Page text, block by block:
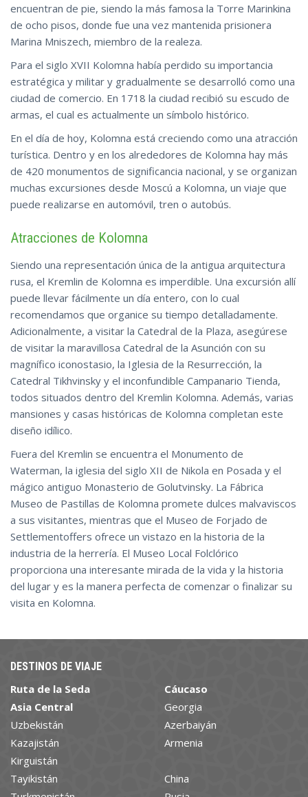
encuentran de pie, siendo la más famosa la Torre Marinkina
de ocho pisos, donde fue una vez mantenida prisionera
Marina Mniszech, miembro de la realeza.
Para el siglo XVII Kolomna había perdido su importancia
estratégica y militar y gradualmente se desarrolló como una
ciudad de comercio. En 1718 la ciudad recibió su escudo de
armas, el cual es actualmente un símbolo histórico.
En el día de hoy, Kolomna está creciendo como una atracción
turística. Dentro y en los alrededores de Kolomna hay más
de 420 monumentos de significancia nacional, y se organizan
muchas excursiones desde Moscú a Kolomna, un viaje que
puede realizarse en automóvil, tren o autobús.
Atracciones de Kolomna
Siendo una representación única de la antigua arquitectura
rusa, el Kremlin de Kolomna es imperdible. Una excursión allí
puede llevar fácilmente un día entero, con lo cual
recomendamos que organice su tiempo detalladamente.
Adicionalmente, a visitar la Catedral de la Plaza, asegúrese
de visitar la maravillosa Catedral de la Asunción con su
magnífico iconostasio, la Iglesia de la Resurrección, la
Catedral Tikhvinsky y el inconfundible Campanario Tienda,
todos situados dentro del Kremlin Kolomna. Además, varias
mansiones y casas históricas de Kolomna completan este
diseño idílico.
Fuera del Kremlin se encuentra el Monumento de
Waterman, la iglesia del siglo XII de Nikola en Posada y el
mágico antiguo Monasterio de Golutvinsky. La Fábrica
Museo de Pastillas de Kolomna promete dulces malvaviscos
a sus visitantes, mientras que el Museo de Forjado de
Settlementoffers ofrece un vistazo en la historia de la
industria de la herrería. El Museo Local Folclórico
proporciona una interesante mirada de la vida y la historia
del lugar y es la manera perfecta de comenzar o finalizar su
visita en Kolomna.
DESTINOS DE VIAJE
Ruta de la Seda
Asia Central
Uzbekistán
Kazajistán
Kirguistán
Tayikistán
Cáucaso
Georgia
Azerbaiyán
Armenia
China